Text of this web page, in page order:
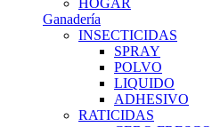
HOGAR
Ganadería
INSECTICIDAS
SPRAY
POLVO
LIQUIDO
ADHESIVO
RATICIDAS